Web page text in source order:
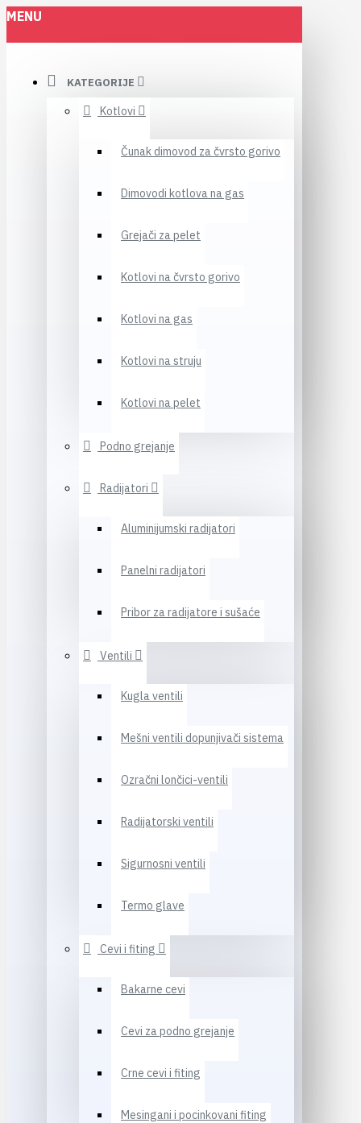
MENU
KATEGORIJE
Kotlovi
Čunak dimovod za čvrsto gorivo
Dimovodi kotlova na gas
Grejači za pelet
Kotlovi na čvrsto gorivo
Kotlovi na gas
Kotlovi na struju
Kotlovi na pelet
Podno grejanje
Radijatori
Aluminijumski radijatori
Panelni radijatori
Pribor za radijatore i sušaće
Ventili
Kugla ventili
Mešni ventili dopunjivači sistema
Ozračni lončici-ventili
Radijatorski ventili
Sigurnosni ventili
Termo glave
Cevi i fiting
Bakarne cevi
Cevi za podno grejanje
Crne cevi i fiting
Mesingani i pocinkovani fiting